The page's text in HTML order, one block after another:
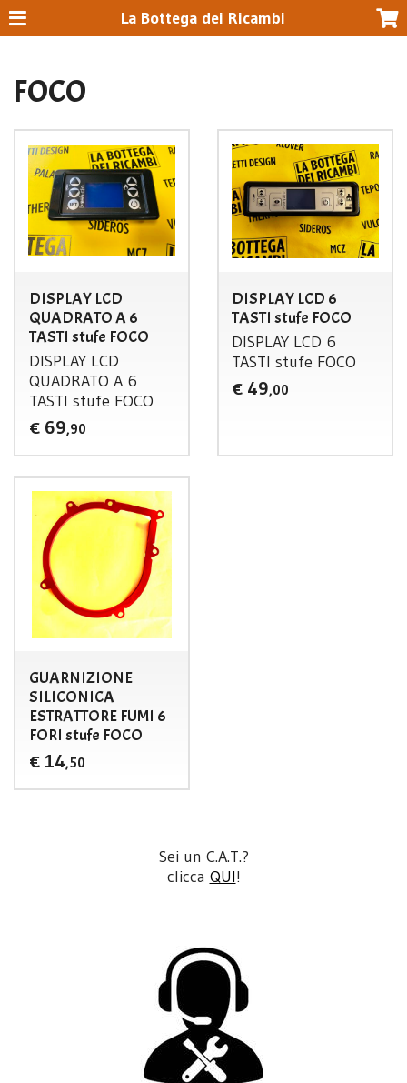
La Bottega dei Ricambi
FOCO
DISPLAY LCD
QUADRATO A 6
TASTI stufe FOCO
DISPLAY LCD
QUADRATO A 6
TASTI stufe FOCO
€ 69,90
DISPLAY LCD 6
TASTI stufe FOCO
DISPLAY LCD 6
TASTI stufe FOCO
€ 49,00
GUARNIZIONE
SILICONICA
ESTRATTORE FUMI 6
FORI stufe FOCO
€ 14,50
Sei un C.A.T.?
clicca QUI!